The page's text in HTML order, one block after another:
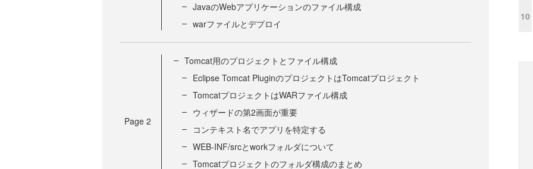
JavaのWebアプリケーションのファイル構成
warファイルとデプロイ
Page 2
Tomcat用のプロジェクトとファイル構成
Eclipse Tomcat PluginのプロジェクトはTomcatプロジェクト
TomcatプロジェクトはWARファイル構成
ウィザードの第2画面が重要
コンテキスト名でアプリを特定する
WEB-INF/srcとworkフォルダについて
Tomcatプロジェクトのフォルダ構成のまとめ
10